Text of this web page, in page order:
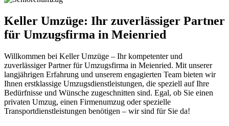
Keller Umzüge: Ihr zuverlässiger Partner
für Umzugsfirma in Meienried
Willkommen bei Keller Umzüge – Ihr kompetenter und
zuverlässiger Partner für Umzugsfirma in Meienried. Mit unserer
langjährigen Erfahrung und unserem engagierten Team bieten wir
Ihnen erstklassige Umzugsdienstleistungen, die speziell auf Ihre
Bedürfnisse und Wünsche zugeschnitten sind. Egal, ob Sie einen
privaten Umzug, einen Firmenumzug oder spezielle
Transportdienstleistungen benötigen – wir sind für Sie da!